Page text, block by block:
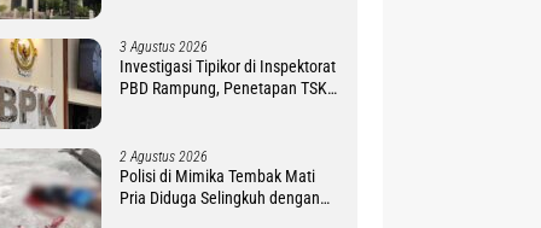
3 Agustus 2026
Investigasi Tipikor di Inspektorat
PBD Rampung, Penetapan TSK
2 Agustus 2026
Polisi di Mimika Tembak Mati
Pria Diduga Selingkuh dengan